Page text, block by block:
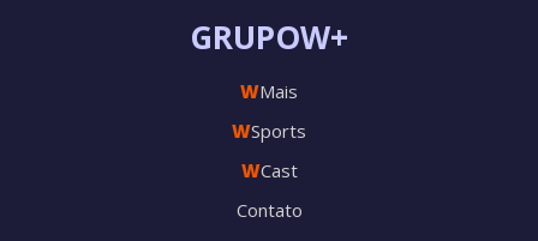
GRUPOW+
WMais
WSports
WCast
Contato